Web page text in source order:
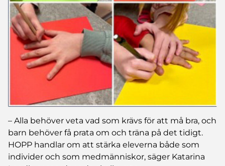
– Alla behöver veta vad som krävs för att må bra, och
barn behöver få prata om och träna på det tidigt.
HOPP handlar om att stärka eleverna både som
individer och som medmänniskor, säger Katarina